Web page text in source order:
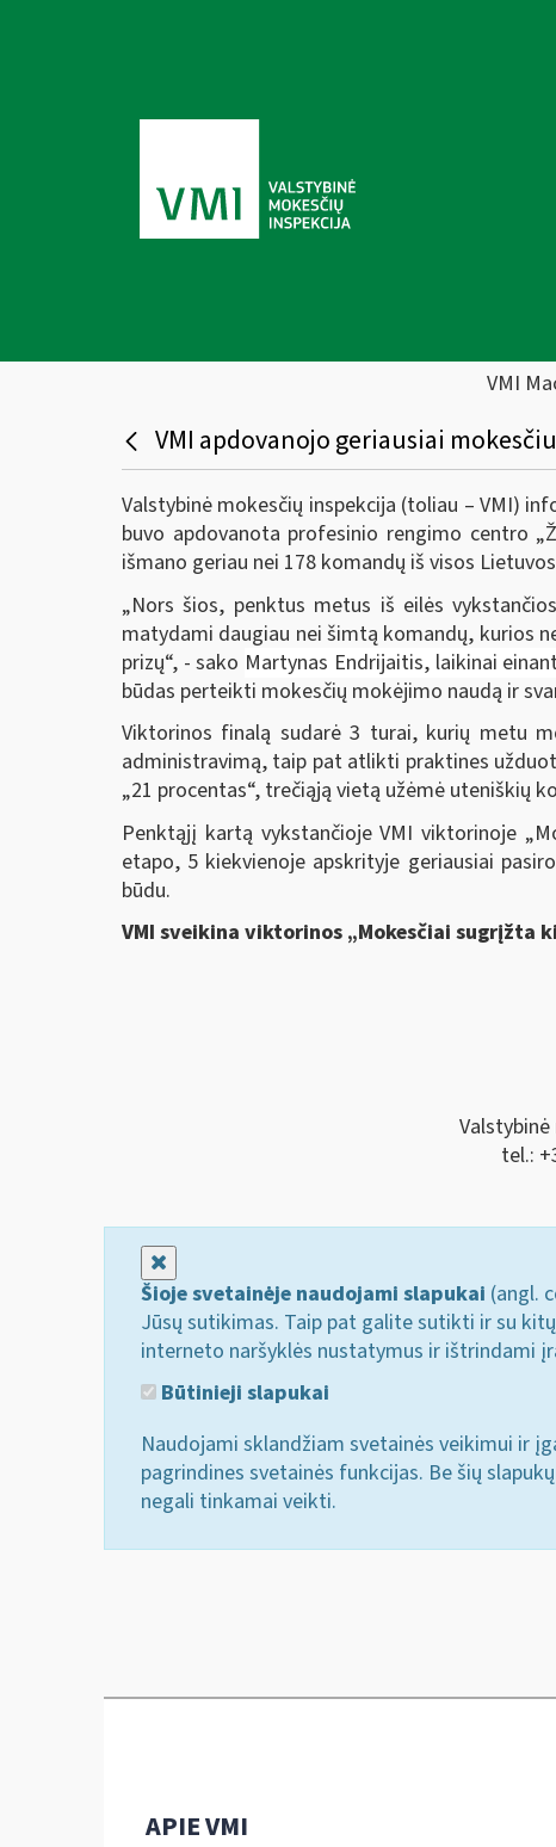
VMI
VMI apdovanojo geriausiai
Valstybinė mokesčių inspekcija (toliau – VMI)
buvo apdovanota profesinio rengimo centro
išmano geriau nei 178 komandų iš visos
„Nors šios, penktus metus iš eilės
matydami daugiau nei šimtą komandų, kurios
prizų“, - sako Martynas Endrijaitis, laikinai
būdas perteikti mokesčių mokėjimo naudą ir
Viktorinos finalą sudarė 3 turai, kurių metu
administravimą, taip pat atlikti praktines
„21 procentas“, trečiąją vietą užėmė uteniškių
Penktąjį kartą vykstančioje VMI viktorinoje
etapo, 5 kiekvienoje apskrityje geriausiai
būdu.
VMI sveikina viktorinos „Mokesčiai sugrįžta
tel.:
Šioje svetainėje naudojami slapukai (angl.
Jūsų sutikimas. Taip pat galite sutikti ir su
interneto naršyklės nustatymus ir ištrindami
Būtinieji slapukai
Naudojami sklandžiam svetainės veikimui ir
pagrindines svetainės funkcijas. Be šių
negali tinkamai veikti.
APIE VMI